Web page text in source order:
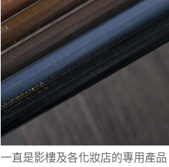
一直是影樓及各化妝店的專用產